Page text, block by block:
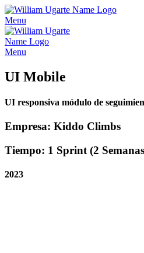
Menu
Menu
UI Mobile
UI responsiva módulo de
Empresa: Kiddo Climbs
Tiempo: 1 Sprint (2
2023